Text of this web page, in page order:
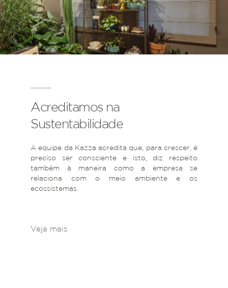
Acreditamos na
Sustentabilidade
A equipe da Kazza acredita que, para crescer, é
preciso ser consciente e isto, diz respeito
também à maneira como a empresa se
relaciona com o meio ambiente e os
ecossistemas.
Veja mais